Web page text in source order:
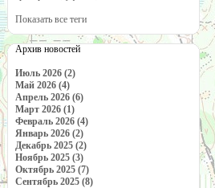
Показать все теги
Архив новостей
Июль 2026 (2)
Май 2026 (4)
Апрель 2026 (6)
Март 2026 (1)
Февраль 2026 (4)
Январь 2026 (2)
Декабрь 2025 (2)
Ноябрь 2025 (3)
Октябрь 2025 (7)
Сентябрь 2025 (8)